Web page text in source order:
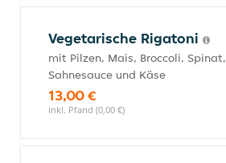
Vegetarische Rigatoni
mit Pilzen, Mais, Broccoli, Spinat,
Sahnesauce und Käse
13,00 €
inkl. Pfand (0,00 €)